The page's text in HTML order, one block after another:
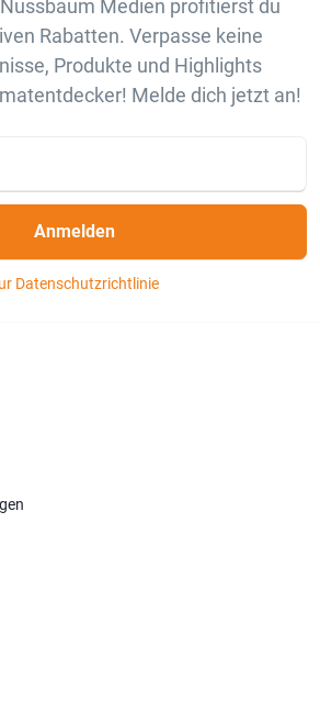
Medien profitierst du
Rabatten. Verpasse keine
Produkte und Highlights
Melde dich jetzt an!
Anmelden
Datenschutzrichtlinie